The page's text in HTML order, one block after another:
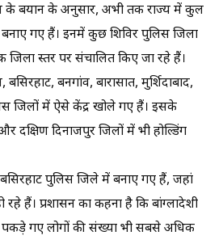
के बयान के अनुसार, अभी तक राज्य में कुल
बनाए गए हैं। इनमें कुछ शिविर पुलिस जिला
स्तर पर संचालित किए जा रहे हैं।
बनगांव, बारासात, मुर्शिदाबाद,
जिलों में ऐसे केंद्र खोले गए हैं। इसके
दक्षिण दिनाजपुर जिलों में भी होल्डिंग
पुलिस जिले में बनाए गए हैं, जहां
रहे हैं। प्रशासन का कहना है कि बांग्लादेशी
पकड़े गए लोगों की संख्या भी सबसे अधिक